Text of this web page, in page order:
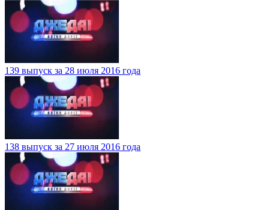
139 выпуск за 28 июля 2016 года
138 выпуск за 27 июля 2016 года